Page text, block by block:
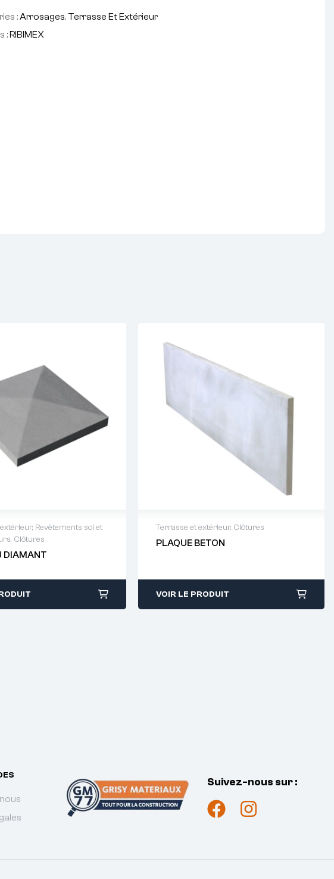
:Arrosages, Terrasse Et Extérieur
:RIBIMEX
, Revêtements sol et
, Clôtures
DIAMANT
de devis : 01 64 88 93
Terrasse et extérieur, Clôtures
PLAQUE BETON
Demande de devis : 01 64 88 93
VOIR LE PRODUIT
Suivez-nous sur :